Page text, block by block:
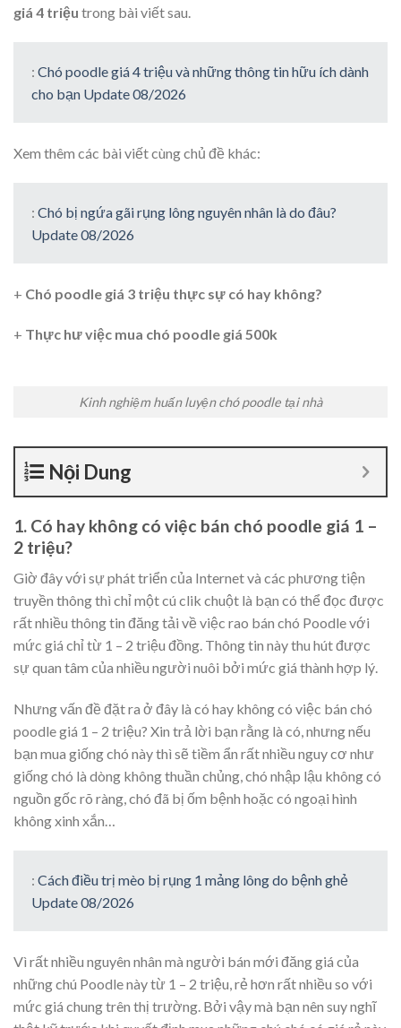
giá 4 triệu trong bài viết sau.
: Chó poodle giá 4 triệu và những thông tin hữu ích dành
cho bạn Update 08/2026
Xem thêm các bài viết cùng chủ đề khác:
: Chó bị ngứa gãi rụng lông nguyên nhân là do đâu?
Update 08/2026
+ Chó poodle giá 3 triệu thực sự có hay không?
+ Thực hư việc mua chó poodle giá 500k
Kinh nghiệm huấn luyện chó poodle tại nhà
Nội Dung
1. Có hay không có việc bán chó poodle giá 1 –
2 triệu?
Giờ đây với sự phát triển của Internet và các phương tiện
truyền thông thì chỉ một cú clik chuột là bạn có thể đọc được
rất nhiều thông tin đăng tải về việc rao bán chó Poodle với
mức giá chỉ từ 1 – 2 triệu đồng. Thông tin này thu hút được
sự quan tâm của nhiều người nuôi bởi mức giá thành hợp lý.
Nhưng vấn đề đặt ra ở đây là có hay không có việc bán chó
poodle giá 1 – 2 triệu? Xin trả lời bạn rằng là có, nhưng nếu
bạn mua giống chó này thì sẽ tiềm ẩn rất nhiều nguy cơ như
giống chó là dòng không thuần chủng, chó nhập lậu không có
nguồn gốc rõ ràng, chó đã bị ốm bệnh hoặc có ngoại hình
không xinh xắn…
: Cách điều trị mèo bị rụng 1 mảng lông do bệnh ghẻ
Update 08/2026
Vì rất nhiều nguyên nhân mà người bán mới đăng giá của
những chú Poodle này từ 1 – 2 triệu, rẻ hơn rất nhiều so với
mức giá chung trên thị trường. Bởi vậy mà bạn nên suy nghĩ